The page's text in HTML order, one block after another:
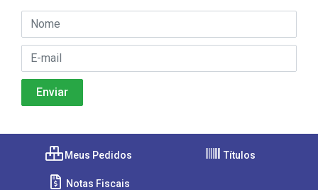
Meus Pedidos Títulos
Notas Fiscais